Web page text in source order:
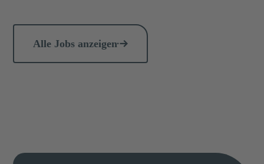
Alle Jobs anzeigen